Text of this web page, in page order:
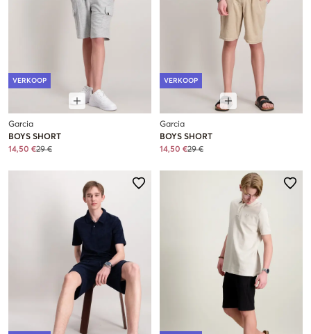
VERKOOP
Garcia
BOYS SHORT
14,50 €29 €
VERKOOP
Garcia
BOYS SHORT
14,50 €29 €